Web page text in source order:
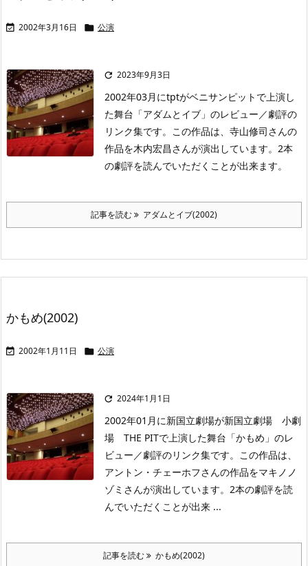
 2002年3月16日  公演
 2023年9月3日
2002年03月にtptがベニサンピットで上演し
た舞台「アダムとイブ」のレビュー／劇評の
リンク集です。この作品は、寺山修司さんの
作品を木内宏昌さんが演出しています。2本
の劇評を読んでいただくことが出来ます。
記事を読む アダムとイブ(2002)
かもめ(2002)
 2002年1月11日  公演
 2024年1月1日
2002年01月に新国立劇場が新国立劇場 小劇
場 THE PITで上演した舞台「かもめ」のレ
ビュー／劇評のリンク集です。この作品は、
アントン・チェーホフさんの作品をマキノノ
ゾミさんが演出しています。2本の劇評を読
んでいただくことが出来 ...
記事を読む かもめ(2002)